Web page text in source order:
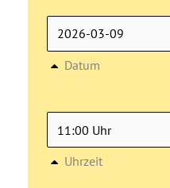
Datum
Uhrzeit